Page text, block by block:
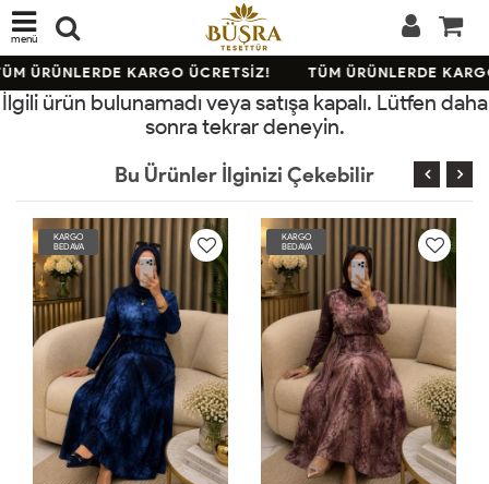
menü
ÜRÜNLERDE KARGO ÜCRETSİZ! TÜM ÜRÜNLERDE
İlgili ürün bulunamadı veya satışa kapalı. Lütfen daha
sonra tekrar deneyin.
Bu Ürünler İlginizi Çekebilir
KARGO
BEDAVA
KARGO
BEDAVA